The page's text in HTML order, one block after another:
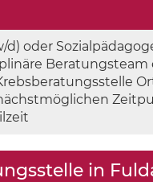
d) oder
Beratungsteam
in